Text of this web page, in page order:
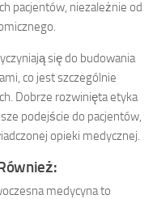
pacjentów, niezależnie od
się do budowania
co jest szczególnie
Dobrze rozwinięta etyka
podejście do pacjentów,
opieki medycznej.
medycyna to